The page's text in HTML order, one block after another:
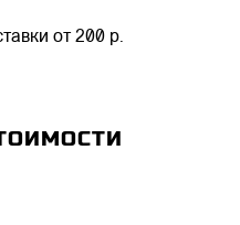
от 200 р.